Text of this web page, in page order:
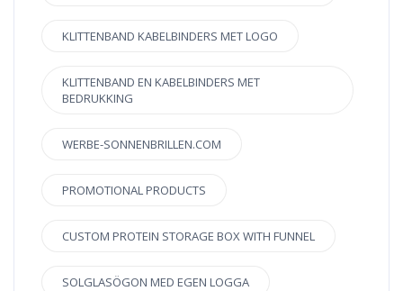
KLITTENBAND KABELBINDERS MET LOGO
KLITTENBAND EN KABELBINDERS MET
BEDRUKKING
WERBE-SONNENBRILLEN.COM
PROMOTIONAL PRODUCTS
CUSTOM PROTEIN STORAGE BOX WITH FUNNEL
SOLGLASÖGON MED EGEN LOGGA